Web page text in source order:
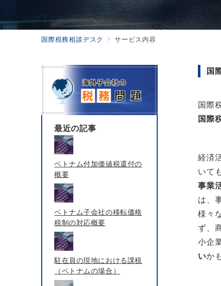
国際税務相談デスク サービス内容
国
国際
国際
経済
いて
事業
は、
様々
ず、
小企
いか
最近の記事
ベトナム付加価値税還付の
概要
ベトナム子会社の移転価格
税制の対応概要
駐在員の現地における課税
（ベトナムの場合）